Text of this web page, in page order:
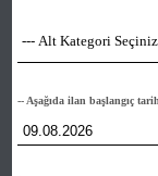
-- Aşağıda ilan başlangıç